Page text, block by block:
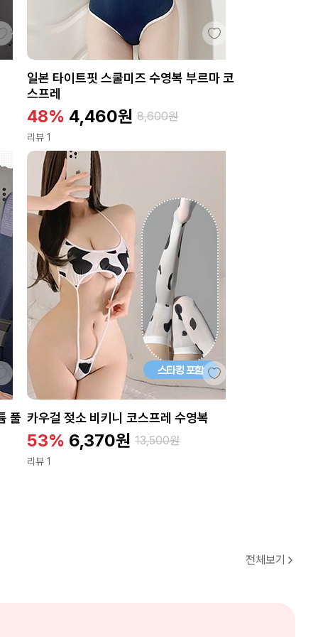
일본 타이트핏 스쿨미즈 수영복 부르마 코
스프레
48% 4,460원 8,600원
리뷰 1
풀 카우걸 젖소 비키니 코스프레 수영복
53% 6,370원 13,500원
리뷰 1
전체보기